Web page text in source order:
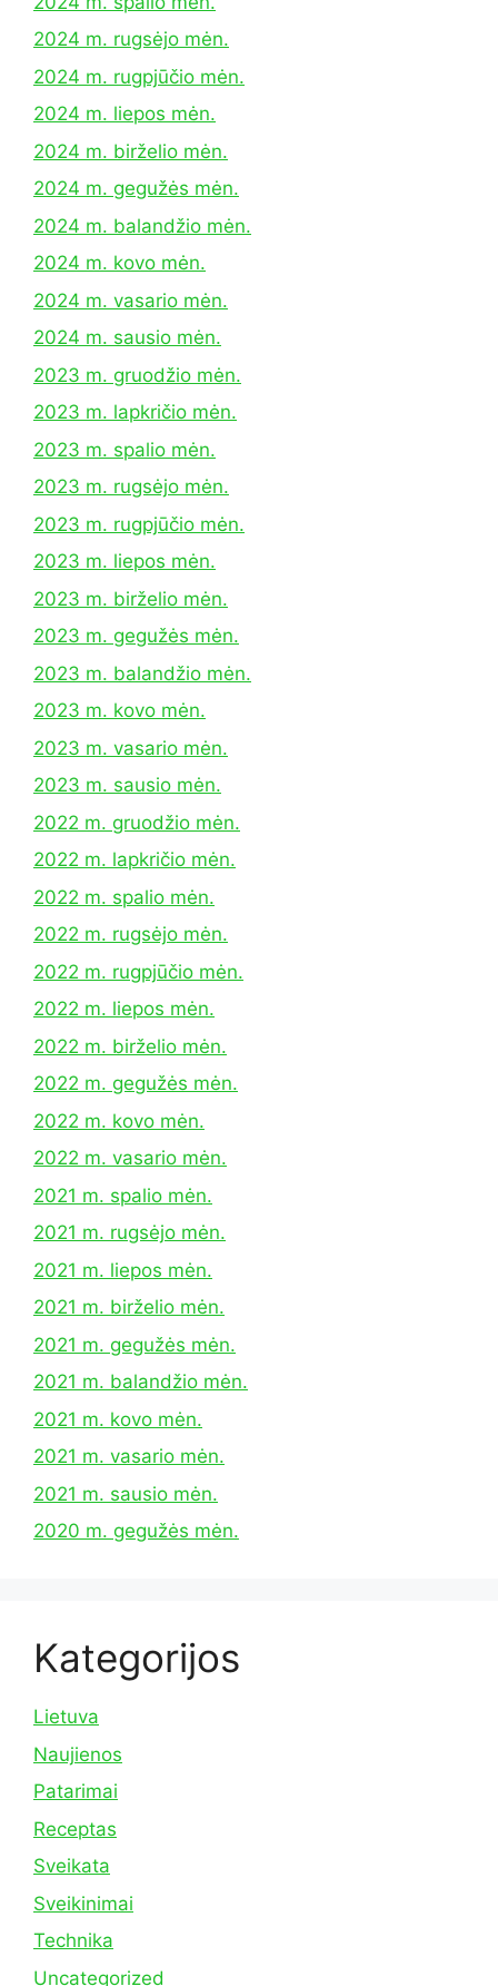
2024 m. rugsėjo mėn.
2024 m. rugpjūčio mėn.
2024 m. liepos mėn.
2024 m. birželio mėn.
2024 m. gegužės mėn.
2024 m. balandžio mėn.
2024 m. kovo mėn.
2024 m. vasario mėn.
2024 m. sausio mėn.
2023 m. gruodžio mėn.
2023 m. lapkričio mėn.
2023 m. spalio mėn.
2023 m. rugsėjo mėn.
2023 m. rugpjūčio mėn.
2023 m. liepos mėn.
2023 m. birželio mėn.
2023 m. gegužės mėn.
2023 m. balandžio mėn.
2023 m. kovo mėn.
2023 m. vasario mėn.
2023 m. sausio mėn.
2022 m. gruodžio mėn.
2022 m. lapkričio mėn.
2022 m. spalio mėn.
2022 m. rugsėjo mėn.
2022 m. rugpjūčio mėn.
2022 m. liepos mėn.
2022 m. birželio mėn.
2022 m. gegužės mėn.
2022 m. kovo mėn.
2022 m. vasario mėn.
2021 m. spalio mėn.
2021 m. rugsėjo mėn.
2021 m. liepos mėn.
2021 m. birželio mėn.
2021 m. gegužės mėn.
2021 m. balandžio mėn.
2021 m. kovo mėn.
2021 m. vasario mėn.
2021 m. sausio mėn.
2020 m. gegužės mėn.
Kategorijos
Lietuva
Naujienos
Patarimai
Receptas
Sveikata
Sveikinimai
Technika
Uncategorized